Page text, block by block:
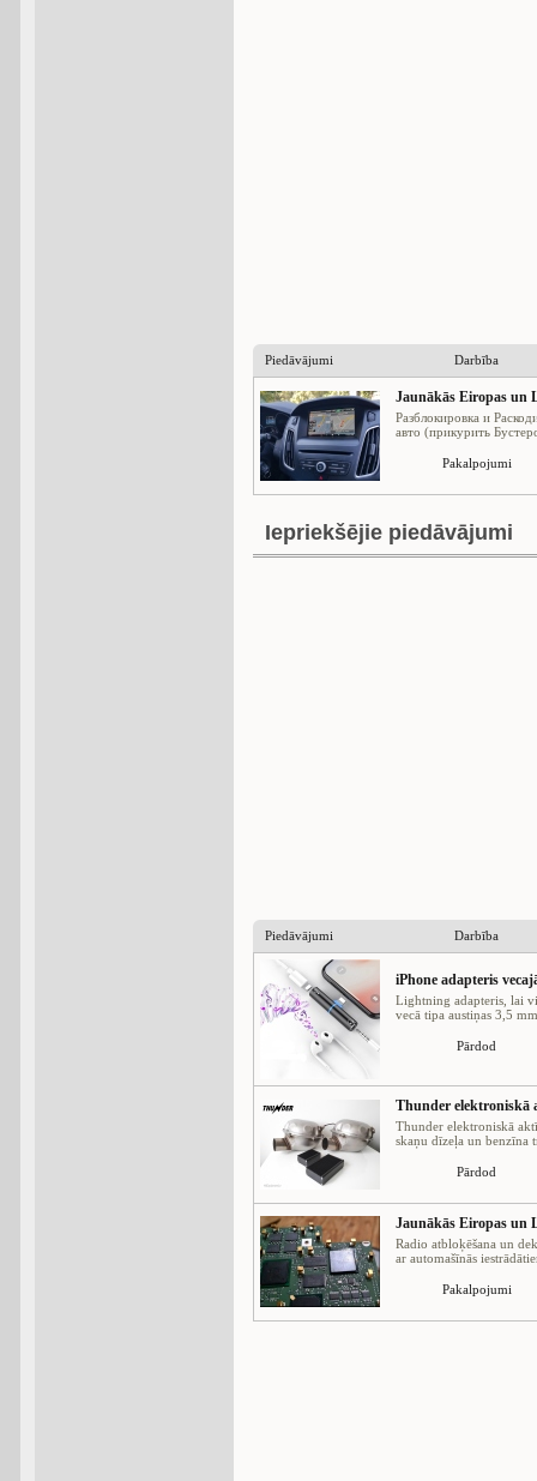
Piedāvājumi Darbība
Jaunākās Eiropas un
Разблокировка и
авто (прикурить
Pakalpojumi
Iepriekšējie piedāvājumi
Piedāvājumi Darbība
iPhone adapteris
Lightning adapteris, lai
vecā tipa austiņas 3,5
Pārdod
Thunder elektroniskā
Thunder elektroniskā
skaņu dīzeļa un benzīna
Pārdod
Jaunākās Eiropas un
Radio atbloķēšana un
ar automašīnās
Pakalpojumi